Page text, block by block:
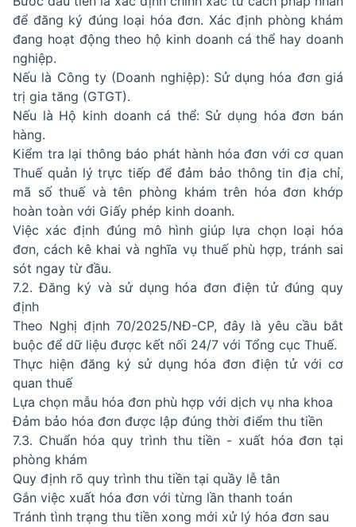
để đăng ký đúng loại hóa đơn. Xác định phòng khám
đang hoạt động theo hộ kinh doanh cá thể hay doanh
nghiệp.
Nếu là Công ty (Doanh nghiệp): Sử dụng hóa đơn giá
trị gia tăng (GTGT).
Nếu là Hộ kinh doanh cá thể: Sử dụng hóa đơn bán
hàng.
Kiểm tra lại thông báo phát hành hóa đơn với cơ quan
Thuế quản lý trực tiếp để đảm bảo thông tin địa chỉ,
mã số thuế và tên phòng khám trên hóa đơn khớp
hoàn toàn với Giấy phép kinh doanh.
Việc xác định đúng mô hình giúp lựa chọn loại hóa
đơn, cách kê khai và nghĩa vụ thuế phù hợp, tránh sai
sót ngay từ đầu.
7.2. Đăng ký và sử dụng hóa đơn điện tử đúng quy
định
Theo Nghị định 70/2025/NĐ-CP, đây là yêu cầu bắt
buộc để dữ liệu được kết nối 24/7 với Tổng cục Thuế.
Thực hiện đăng ký sử dụng hóa đơn điện tử với cơ
quan thuế
Lựa chọn mẫu hóa đơn phù hợp với dịch vụ nha khoa
Đảm bảo hóa đơn được lập đúng thời điểm thu tiền
7.3. Chuẩn hóa quy trình thu tiền - xuất hóa đơn tại
phòng khám
Quy định rõ quy trình thu tiền tại quầy lễ tân
Gắn việc xuất hóa đơn với từng lần thanh toán
Tránh tình trạng thu tiền xong mới xử lý hóa đơn sau